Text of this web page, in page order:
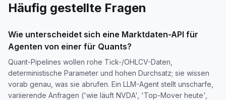
Häufig gestellte Fragen
Wie unterscheidet sich eine Marktdaten-API für
Agenten von einer für Quants?
Quant-Pipelines wollen rohe Tick-/OHLCV-Daten,
deterministische Parameter und hohen Durchsatz; sie wissen
vorab genau, was sie abrufen. Ein LLM-Agent stellt unscharfe,
variierende Anfragen ('wie läuft NVDA', 'Top-Mover heute',